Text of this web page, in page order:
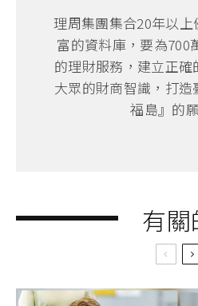
理周集團集合20年以
富的資料庫，要為700
的理財服務，建立正
大眾的財商智識，打
福島』的
有關